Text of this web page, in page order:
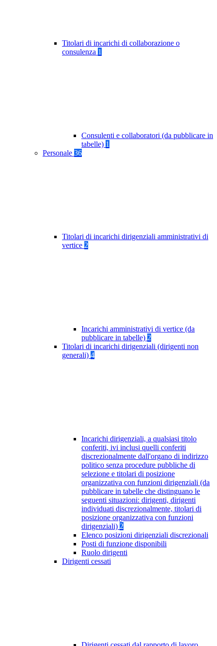
Titolari di incarichi di collaborazione o
consulenza 1
Consulenti e collaboratori (da pubblicare in
tabelle) 1
Personale 36
Titolari di incarichi dirigenziali amministrativi di
vertice 2
Incarichi amministrativi di vertice (da
pubblicare in tabelle) 2
Titolari di incarichi dirigenziali (dirigenti non
generali) 4
Incarichi dirigenziali, a qualsiasi titolo
conferiti, ivi inclusi quelli conferiti
discrezionalmente dall'organo di indirizzo
politico senza procedure pubbliche di
selezione e titolari di posizione
organizzativa con funzioni dirigenziali (da
pubblicare in tabelle che distinguano le
seguenti situazioni: dirigenti, dirigenti
individuati discrezionalmente, titolari di
posizione organizzativa con funzioni
dirigenziali) 2
Elenco posizioni dirigenziali discrezionali
Posti di funzione disponibili
Ruolo dirigenti
Dirigenti cessati